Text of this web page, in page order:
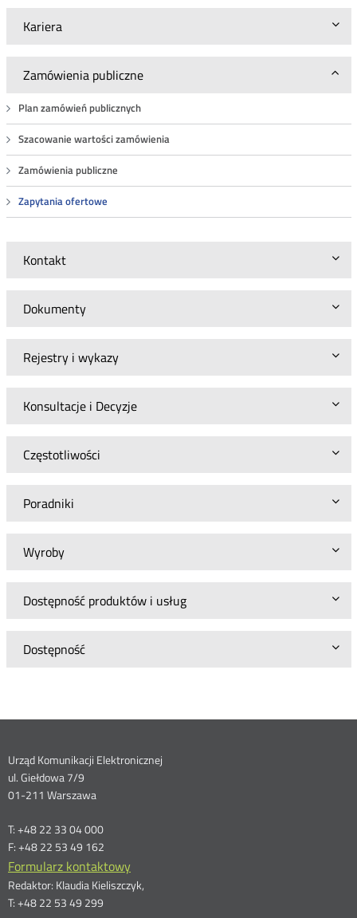
Kariera
Zamówienia publiczne
Plan zamówień publicznych
Szacowanie wartości zamówienia
Zamówienia publiczne
Zapytania ofertowe
Kontakt
Dokumenty
Rejestry i wykazy
Konsultacje i Decyzje
Częstotliwości
Poradniki
Wyroby
Dostępność produktów i usług
Dostępność
Dane
kontaktowe
Urząd Komunikacji Elektronicznej
ul. Giełdowa 7/9
01-211 Warszawa
T: +48 22 33 04 000
F: +48 22 53 49 162
Formularz kontaktowy
Redaktor: Klaudia Kieliszczyk,
T: +48 22 53 49 299